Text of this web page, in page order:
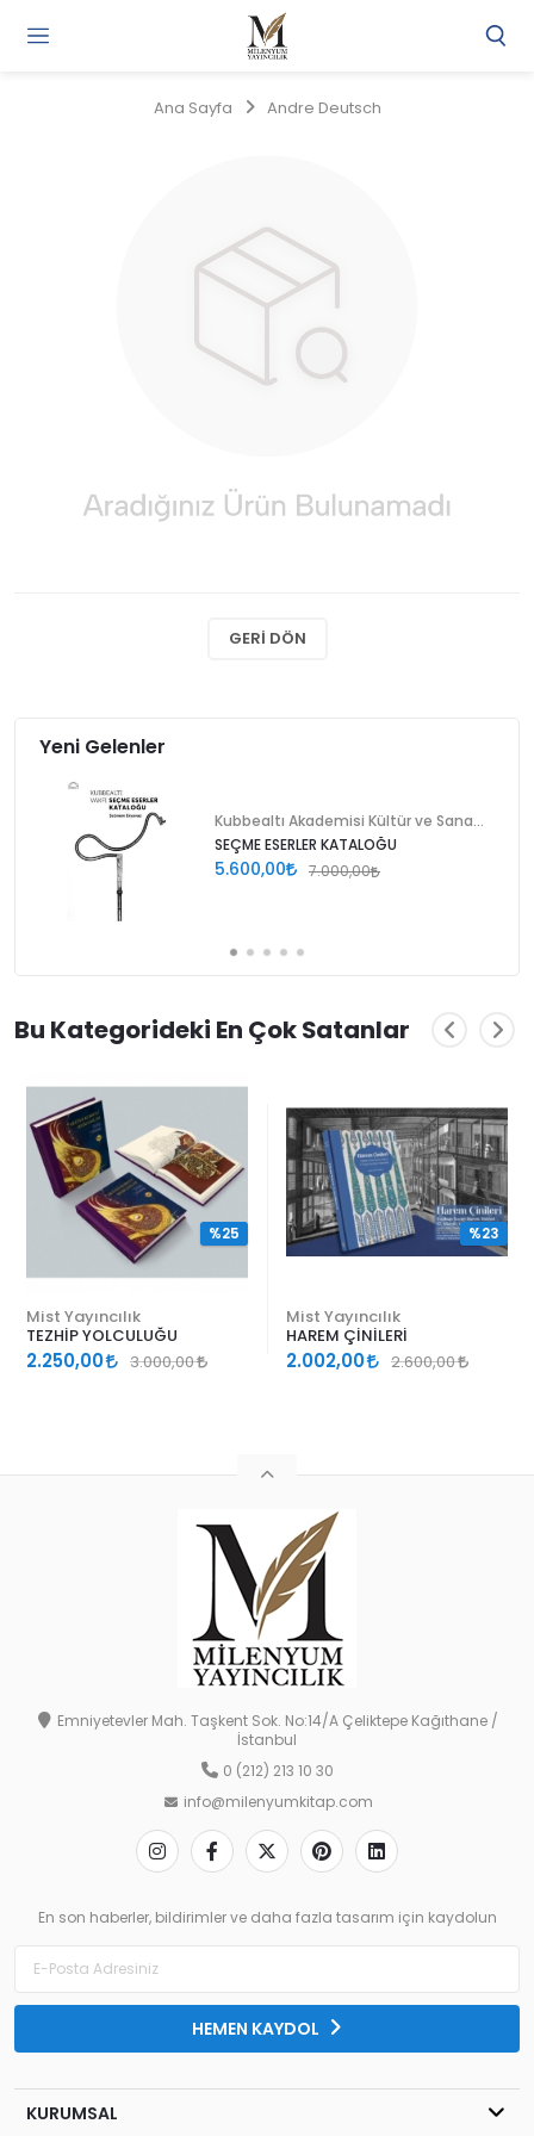
Ana Sayfa Andre Deutsch
GERI DÖN
Yeni Gelenler
SEÇME ESERLER KATALOĞU
5.600,00 7.000,00
Bu Kategorideki En Çok Satanlar
Mist Yayıncılık
TEZHİP YOLCULUĞU
2.250,00 3.000,00
%25
Mist Yayıncılık
HAREM ÇİNİLERİ
2.002,00 2.600,00
%23
Emniyetevler Mah. Taşkent Sok. No:14/A Çeliktepe Kağıthane /
İstanbul
0 (212) 213 10 30
info@milenyumkitap.com
En son haberler, bildirimler ve daha fazla tasarım için kaydolun
HEMEN KAYDOL
KURUMSAL